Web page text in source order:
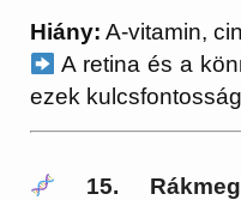
Hiány: A-vitamin,
A retina és a
ezek
15.